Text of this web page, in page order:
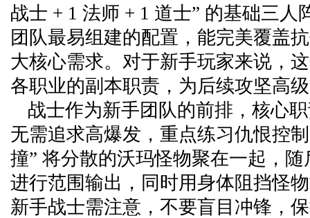
战士 + 1 法师 + 1 道士” 的基础三人
团队最易组建的配置，能完美覆盖
大核心需求。对于新手玩家来说，
各职业的副本职责，为后续攻坚高
战士作为新手团队的前排，核心
无需追求高爆发，重点练习仇恨控
撞” 将分散的沃玛怪物聚在一起，随
进行范围输出，同时用身体阻挡怪
新手战士需注意，不要盲目冲锋，